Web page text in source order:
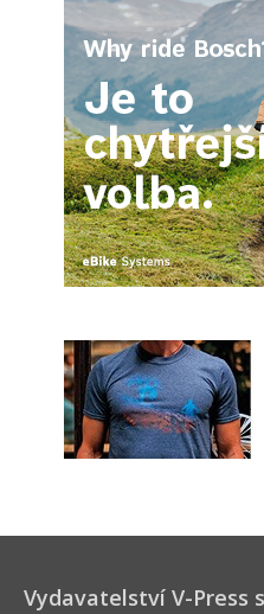
Vydavatelství V-Press